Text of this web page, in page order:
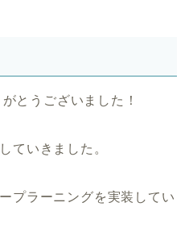
とうございました！
ていきました。
プラーニングを実装してい